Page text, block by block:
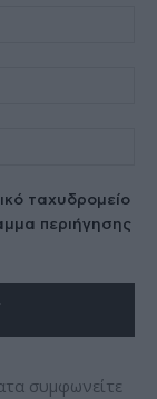
ταχυδρομείο
περιήγησης
συμφωνείτε